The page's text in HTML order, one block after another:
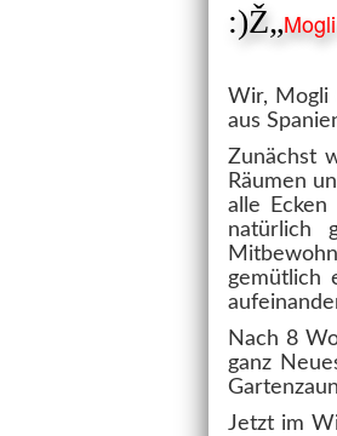
:)Ž„
Wir, Mogli
aus
Zunächst
Räumen
alle
natürlich
gemütlich
Nach 8
ganz
Jetzt im